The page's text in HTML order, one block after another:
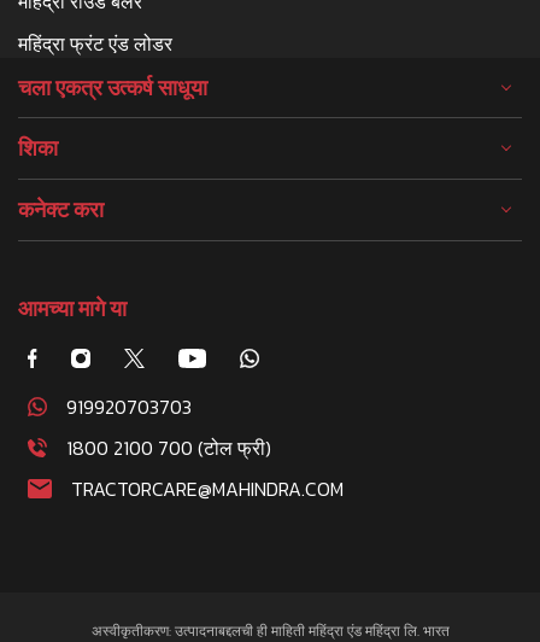
महिंद्रा फ्रंट एंड लोडर
चला एकत्र उत्कर्ष साधूया
शिका
कनेक्ट करा
आमच्या मागे या
919920703703
1800 2100 700 (टोल फ्री)
TRACTORCARE@MAHINDRA.COM
अस्वीकृतीकरण: उत्पादनाबद्दलची ही माहिती महिंद्रा एंड महिंद्रा लि. भारत